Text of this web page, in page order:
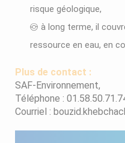
risque géologique,
à long terme, il
ressource en eau, en
Plus de contact :
SAF-Environnement,
Téléphone :
Courriel :